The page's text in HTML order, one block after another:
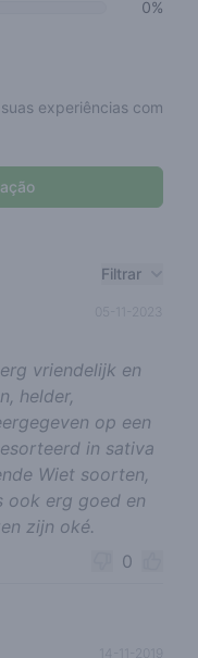
0%
experiências com
Filtrar
05-11-2023
vriendelijk en
helder,
op een
in sativa
Wiet soorten,
ook erg goed en
zijn oké.
0